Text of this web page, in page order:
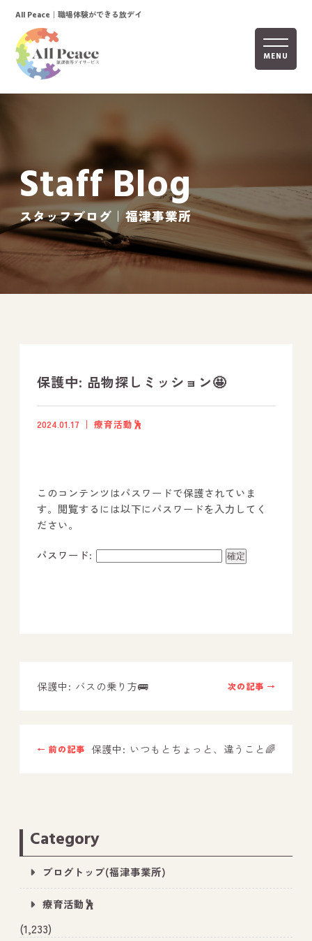
MENU
ホーム
活動内容
ご利用までの流れ
採用情報
自己評価表
社内行事
事業所のご案内
－ オールピース宗像事業所
－ オールピース福津事業所
スタッフブログ
－ 福津事業所のブログ
－ 鳥栖事業所のブログ
All Peace ｜職場体験ができる放デイ
Staff Blog
スタッフブログ｜福津事業所
保護中: 品物探しミッション🤩
2024.01.17 療育活動🕺
このコンテンツはパスワードで保護されていま
す。閲覧するには以下にパスワードを入力してく
ださい。
パスワード:
次の記事 →
保護中: バスの乗り方🚌
← 前の記事 保護中: いつもとちょっと、違うこと🌈
Category
ブログトップ(福津事業所)
療育活動🕺
(1,233)